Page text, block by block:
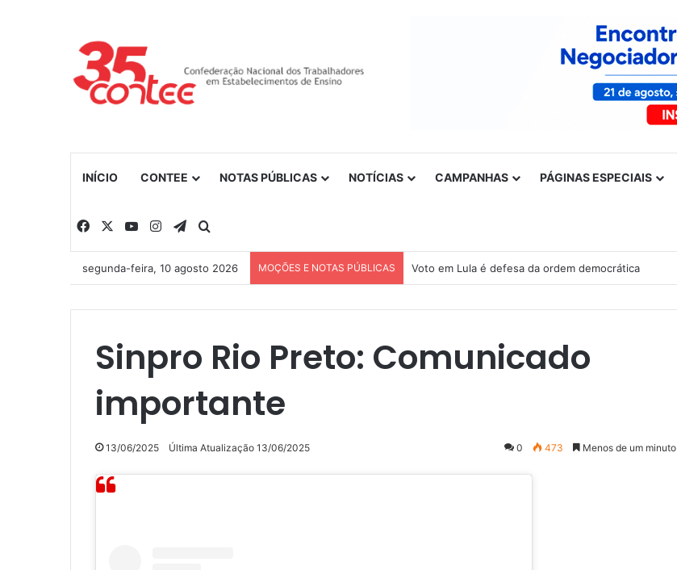
INÍCIO CONTEE NOTAS PÚBLICAS NOTÍCIAS CAMPANHAS PÁGINAS ESPECIAIS
Facebook YouTubeInstagramTelegram
segunda-feira, 10 agosto 2026 MOÇÕES E NOTAS PÚBLICAS Voto em Lula é defesa da ordem democrática
Sinpro Rio Preto: Comunicado
importante
13/06/2025 Última Atualização 13/06/2025 0 473 Menos de um minuto